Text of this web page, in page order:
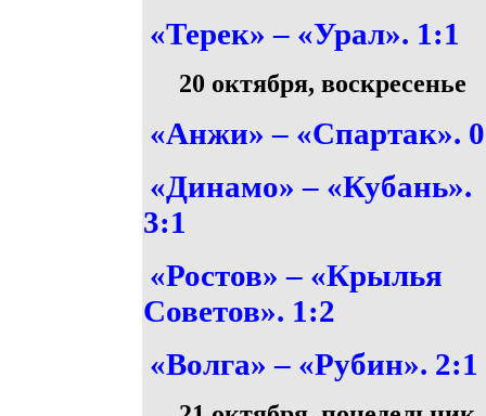
«Терек» – «Урал». 1:1
20 октября, воскресенье
«Анжи» – «Спартак».
«Динамо» – «Кубань».
3:1
«Ростов» – «Крылья
Советов». 1:2
«Волга» – «Рубин». 2:1